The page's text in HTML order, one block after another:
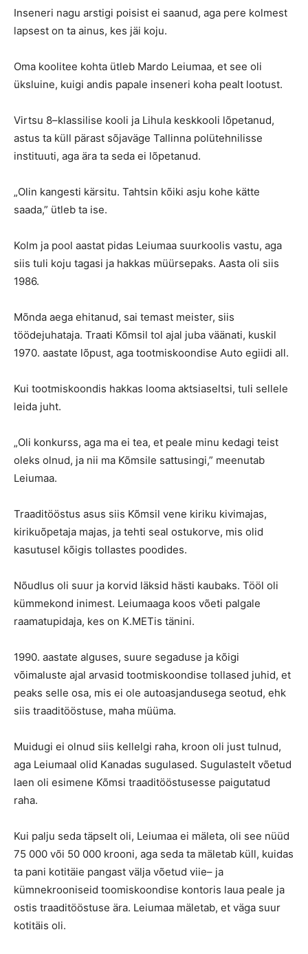
Inseneri nagu arstigi poisist ei saanud, aga pere kolmest
lapsest on ta ainus, kes jäi koju.
Oma koolitee kohta ütleb Mardo Leiumaa, et see oli
üksluine, kuigi andis papale inseneri koha pealt lootust.
Virtsu 8–klassilise kooli ja Lihula keskkooli lõpetanud,
astus ta küll pärast sõjaväge Tallinna polütehnilisse
instituuti, aga ära ta seda ei lõpetanud.
„Olin kangesti kärsitu. Tahtsin kõiki asju kohe kätte
saada,” ütleb ta ise.
Kolm ja pool aastat pidas Leiumaa suurkoolis vastu, aga
siis tuli koju tagasi ja hakkas müürsepaks. Aasta oli siis
1986.
Mõnda aega ehitanud, sai temast meister, siis
töödejuhataja. Traati Kõmsil tol ajal juba väänati, kuskil
1970. aastate lõpust, aga tootmiskoondise Auto egiidi all.
Kui tootmiskoondis hakkas looma aktsiaseltsi, tuli sellele
leida juht.
„Oli konkurss, aga ma ei tea, et peale minu kedagi teist
oleks olnud, ja nii ma Kõmsile sattusingi,” meenutab
Leiumaa.
Traaditööstus asus siis Kõmsil vene kiriku kivimajas,
kirikuõpetaja majas, ja tehti seal ostukorve, mis olid
kasutusel kõigis tollastes poodides.
Nõudlus oli suur ja korvid läksid hästi kaubaks. Tööl oli
kümmekond inimest. Leiumaaga koos võeti palgale
raamatupidaja, kes on K.METis tänini.
1990. aastate alguses, suure segaduse ja kõigi
võimaluste ajal arvasid tootmiskoondise tollased juhid, et
peaks selle osa, mis ei ole autoasjandusega seotud, ehk
siis traaditööstuse, maha müüma.
Muidugi ei olnud siis kellelgi raha, kroon oli just tulnud,
aga Leiumaal olid Kanadas sugulased. Sugulastelt võetud
laen oli esimene Kõmsi traaditööstusesse paigutatud
raha.
Kui palju seda täpselt oli, Leiumaa ei mäleta, oli see nüüd
75 000 või 50 000 krooni, aga seda ta mäletab küll, kuidas
ta pani kotitäie pangast välja võetud viie– ja
kümnekrooniseid toomiskoondise kontoris laua peale ja
ostis traaditööstuse ära. Leiumaa mäletab, et väga suur
kotitäis oli.